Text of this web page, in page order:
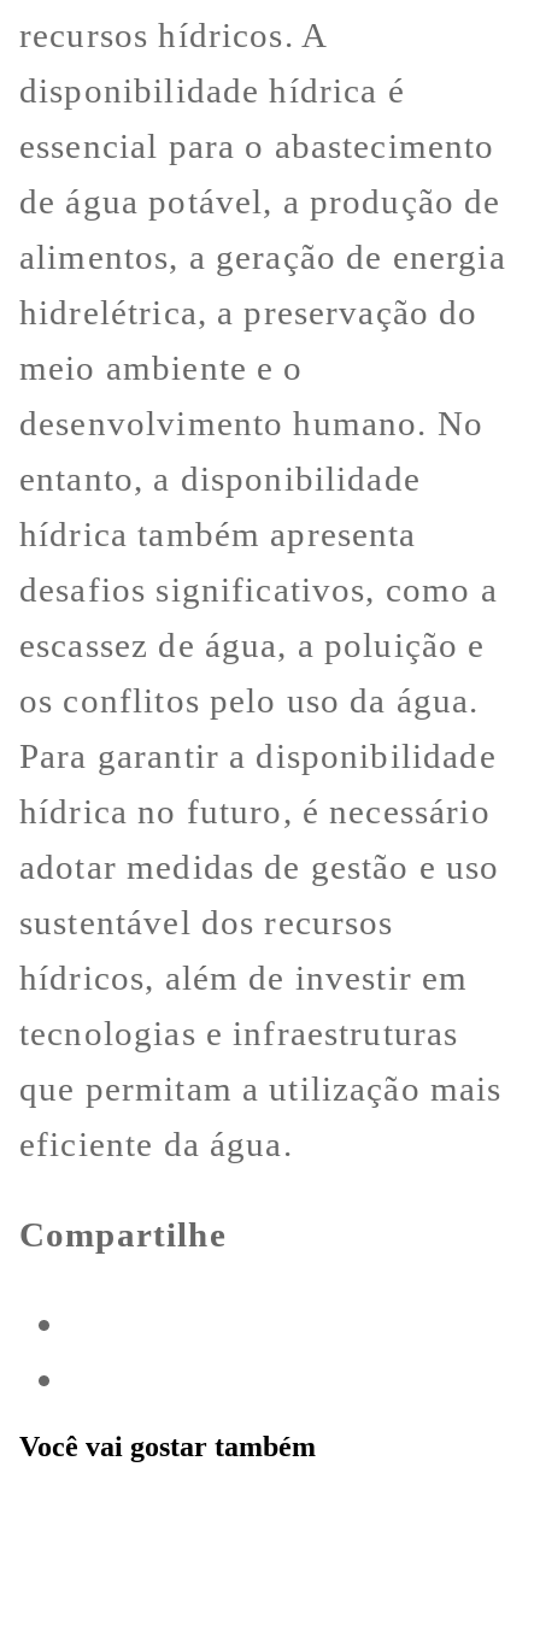
recursos hídricos. A
disponibilidade hídrica é
essencial para o abastecimento
de água potável, a produção de
alimentos, a geração de energia
hidrelétrica, a preservação do
meio ambiente e o
desenvolvimento humano. No
entanto, a disponibilidade
hídrica também apresenta
desafios significativos, como a
escassez de água, a poluição e
os conflitos pelo uso da água.
Para garantir a disponibilidade
hídrica no futuro, é necessário
adotar medidas de gestão e uso
sustentável dos recursos
hídricos, além de investir em
tecnologias e infraestruturas
que permitam a utilização mais
eficiente da água.
Compartilhe
Você vai gostar também